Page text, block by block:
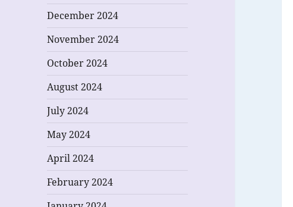
December 2024
November 2024
October 2024
August 2024
July 2024
May 2024
April 2024
February 2024